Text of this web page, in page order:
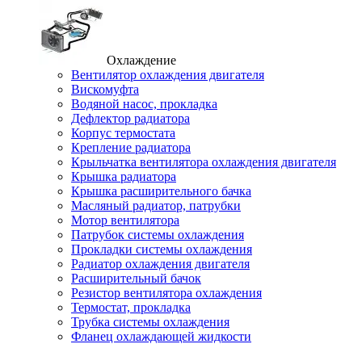
Охлаждение
Вентилятор охлаждения двигателя
Вискомуфта
Водяной насос, прокладка
Дефлектор радиатора
Корпус термостата
Крепление радиатора
Крыльчатка вентилятора охлаждения двигателя
Крышка радиатора
Крышка расширительного бачка
Масляный радиатор, патрубки
Мотор вентилятора
Патрубок системы охлаждения
Прокладки системы охлаждения
Радиатор охлаждения двигателя
Расширительный бачок
Резистор вентилятора охлаждения
Термостат, прокладка
Трубка системы охлаждения
Фланец охлаждающей жидкости